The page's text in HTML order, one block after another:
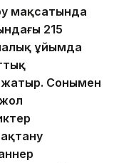
мақсатында
215
ұйымда
жатыр. Сонымен